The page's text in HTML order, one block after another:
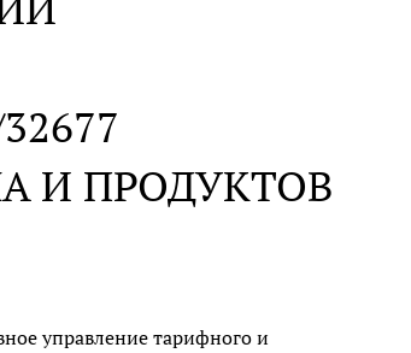
И ПРОДУКТОВ
управление тарифного и